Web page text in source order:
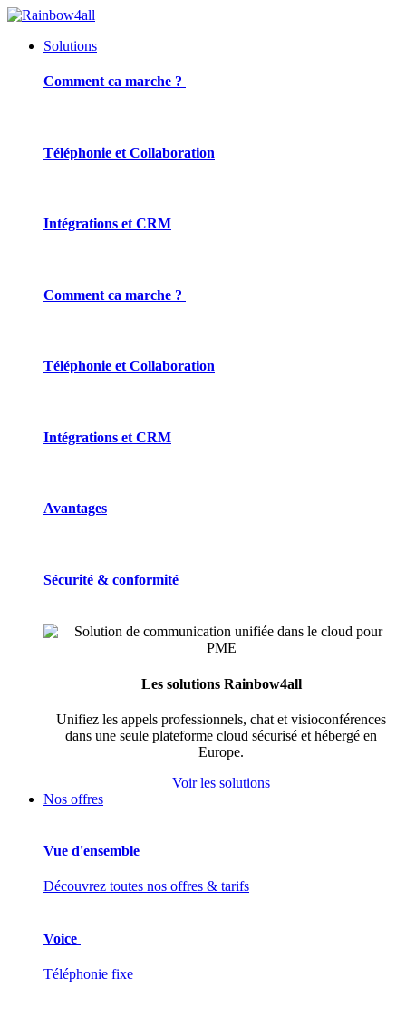
Solutions
Comment ca marche ?
Téléphonie et Collaboration
Intégrations et CRM
Comment ca marche ?
Téléphonie et Collaboration
Intégrations et CRM
Avantages
Sécurité & conformité
Les solutions Rainbow4all
Unifiez les appels professionnels, chat et visioconférences
dans une seule plateforme cloud sécurisé et hébergé en
Europe.
Voir les solutions
Nos offres
Vue d'ensemble
Découvrez toutes nos offres & tarifs
Voice
Téléphonie fixe